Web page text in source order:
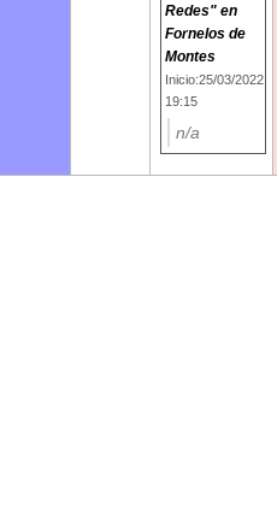
Redes" en
Fornelos de
Montes
Inicio:25/03/2022
19:15
n/a